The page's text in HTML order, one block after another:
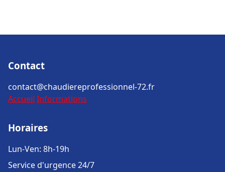
Contact
contact@chaudiereprofessionnel-72.fr
Accueil Informations
Horaires
Lun-Ven: 8h-19h
Service d'urgence 24/7